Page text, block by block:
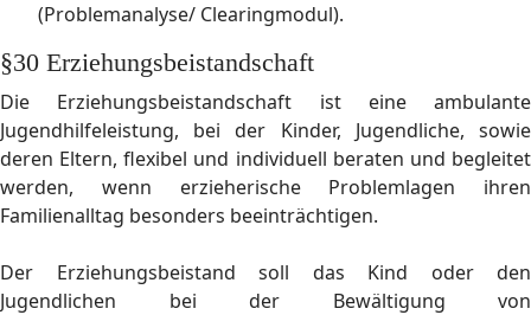
(Problemanalyse/ Clearingmodul).
§30 Erziehungsbeistandschaft
Die Erziehungsbeistandschaft ist eine ambulante
Jugendhilfeleistung, bei der Kinder, Jugendliche, sowie
deren Eltern, flexibel und individuell beraten und begleitet
werden, wenn erzieherische Problemlagen ihren
Familienalltag besonders beeinträchtigen.
Der Erziehungsbeistand soll das Kind oder den
Jugendlichen bei der Bewältigung von